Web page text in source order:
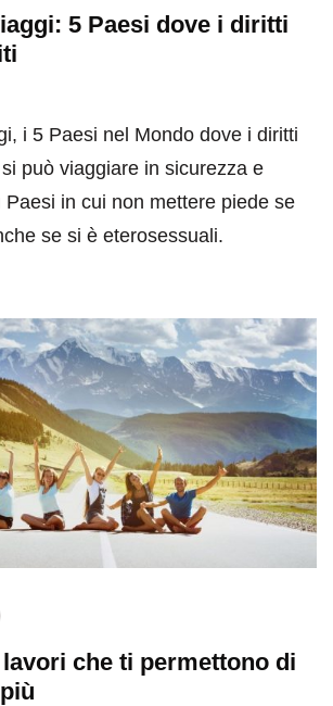
5 Paesi dove i diritti
i 5 Paesi nel Mondo dove i diritti
può viaggiare in sicurezza e
in cui non mettere piede se
se si è eterosessuali.
che ti permettono di